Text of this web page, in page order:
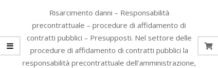
Risarcimento danni – Responsabilità
precontrattuale – procedure di affidamento di
contratti pubblici – Presupposti. Nel settore delle
procedure di affidamento di contratti pubblici la
responsabilità precontrattuale dell’amministrazione,